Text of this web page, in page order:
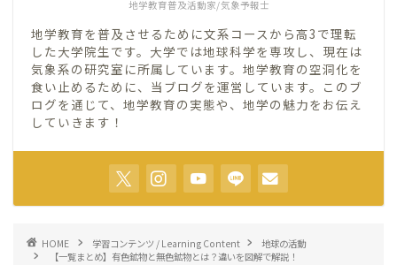
地学教育普及活動家/気象予報士
地学教育を普及させるために文系コースから高3で理転
した大学院生です。大学では地球科学を専攻し、現在は
気象系の研究室に所属しています。地学教育の空洞化を
食い止めるために、当ブログを運営しています。このブ
ログを通じて、地学教育の実態や、地学の魅力をお伝え
していきます！
HOME 学習コンテンツ / Learning Content
地球の活動
【一覧まとめ】有色鉱物と無色鉱物とは？違いを図解で解説！